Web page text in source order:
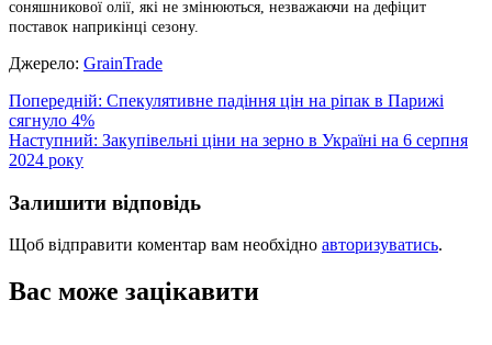
соняшникової олії, які не змінюються, незважаючи на дефіцит
поставок наприкінці сезону.
Джерело: GrainTrade
Навігація
записів
Попередній: Спекулятивне падіння цін на ріпак в Парижі
сягнуло 4%
Наступний: Закупівельні ціни на зерно в Україні на 6 серпня
2024 року
Залишити відповідь
Щоб відправити коментар вам необхідно авторизуватись.
Вас може зацікавити